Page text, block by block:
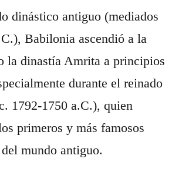
dinástico antiguo (mediados
Babilonia ascendió a la
la dinastía Amrita a principios
durante el reinado
1792-1750 a.C.), quien
primeros y más famosos
mundo antiguo.